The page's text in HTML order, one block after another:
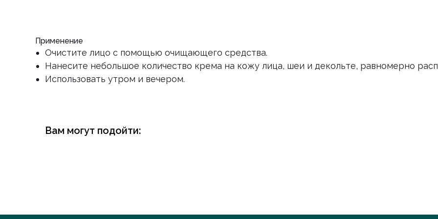
Применение
Очистите лицо с помощью очищающего средства.
Нанесите небольшое количество крема на кожу лица, шеи и декольте, равномерно
Использовать утром и вечером.
Вам могут подойти: